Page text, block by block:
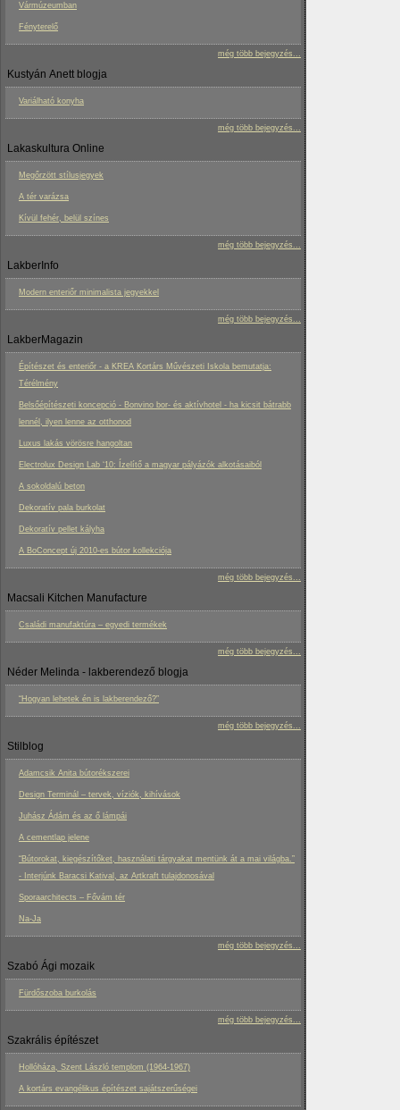
Vármúzeumban
Fényterelő
még több bejegyzés...
Kustyán Anett blogja
Variálható konyha
még több bejegyzés...
Lakaskultura Online
Megőrzött stílusjegyek
A tér varázsa
Kívül fehér, belül színes
még több bejegyzés...
LakberInfo
Modern enteriőr minimalista jegyekkel
még több bejegyzés...
LakberMagazin
Építészet és enteriőr - a KREA Kortárs Művészeti Iskola bemutatja:
Térélmény
Belsőépítészeti koncepció - Bonvino bor- és aktívhotel - ha kicsit bátrabb
lennél, ilyen lenne az otthonod
Luxus lakás vörösre hangoltan
Electrolux Design Lab ‘10: Ízelítő a magyar pályázók alkotásaiból
A sokoldalú beton
Dekoratív pala burkolat
Dekoratív pellet kályha
A BoConcept új 2010-es bútor kollekciója
még több bejegyzés...
Macsali Kitchen Manufacture
Családi manufaktúra – egyedi termékek
még több bejegyzés...
Néder Melinda - lakberendező blogja
“Hogyan lehetek én is lakberendező?”
még több bejegyzés...
Stilblog
Adamcsik Anita bútorékszerei
Design Terminál – tervek, víziók, kihívások
Juhász Ádám és az ő lámpái
A cementlap jelene
“Bútorokat, kiegészítőket, használati tárgyakat mentünk át a mai világba.”
- Interjúnk Baracsi Katival, az Artkraft tulajdonosával
Sporaarchitects – Fővám tér
Na-Ja
még több bejegyzés...
Szabó Ági mozaik
Fürdőszoba burkolás
még több bejegyzés...
Szakrális építészet
Hollóháza, Szent László templom (1964-1967)
A kortárs evangélikus építészet sajátszerűségei